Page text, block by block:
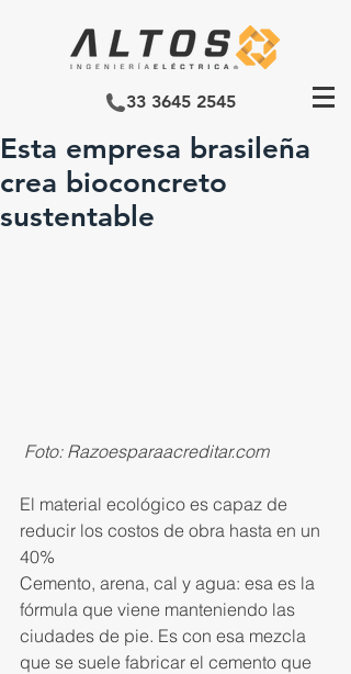
33 3645 2545
Esta empresa brasileña
crea bioconcreto
sustentable
Foto: Razoesparaacreditar.com
El material ecológico es capaz de
reducir los costos de obra hasta en un
40%
Cemento, arena, cal y agua: esa es la
fórmula que viene manteniendo las
ciudades de pie. Es con esa mezcla
que se suele fabricar el cemento que